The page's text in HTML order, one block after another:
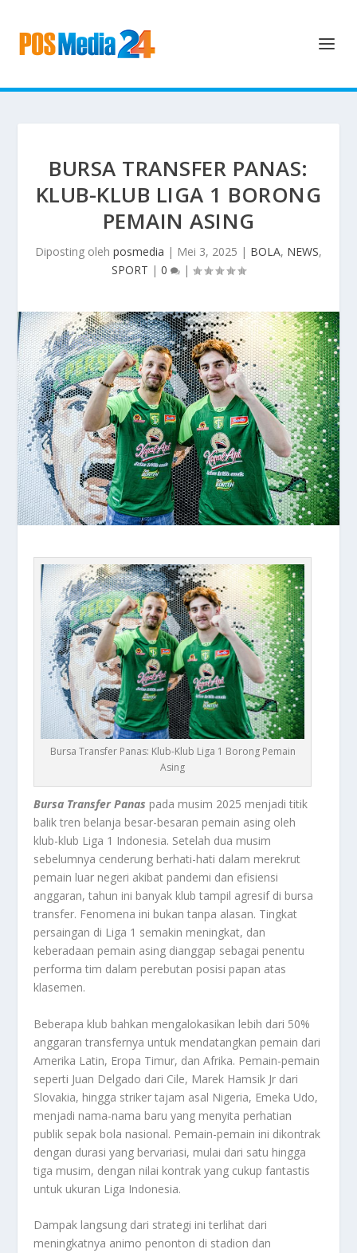
BURSA TRANSFER PANAS:
KLUB-KLUB LIGA 1 BORONG
PEMAIN ASING
Diposting oleh posmedia | Mei 3, 2025 | BOLA, NEWS,
SPORT | 0 |
Bursa Transfer Panas: Klub-Klub Liga 1 Borong Pemain
Asing
Bursa Transfer Panas pada musim 2025 menjadi titik
balik tren belanja besar-besaran pemain asing oleh
klub-klub Liga 1 Indonesia. Setelah dua musim
sebelumnya cenderung berhati-hati dalam merekrut
pemain luar negeri akibat pandemi dan efisiensi
anggaran, tahun ini banyak klub tampil agresif di bursa
transfer. Fenomena ini bukan tanpa alasan. Tingkat
persaingan di Liga 1 semakin meningkat, dan
keberadaan pemain asing dianggap sebagai penentu
performa tim dalam perebutan posisi papan atas
klasemen.
Beberapa klub bahkan mengalokasikan lebih dari 50%
anggaran transfernya untuk mendatangkan pemain dari
Amerika Latin, Eropa Timur, dan Afrika. Pemain-pemain
seperti Juan Delgado dari Cile, Marek Hamsik Jr dari
Slovakia, hingga striker tajam asal Nigeria, Emeka Udo,
menjadi nama-nama baru yang menyita perhatian
publik sepak bola nasional. Pemain-pemain ini dikontrak
dengan durasi yang bervariasi, mulai dari satu hingga
tiga musim, dengan nilai kontrak yang cukup fantastis
untuk ukuran Liga Indonesia.
Dampak langsung dari strategi ini terlihat dari
meningkatnya animo penonton di stadion dan